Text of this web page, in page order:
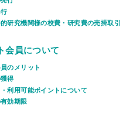
研究機関様の校費・研究費の売掛取引
会員について
のメリット
得
利用可能ポイントについて
効期限